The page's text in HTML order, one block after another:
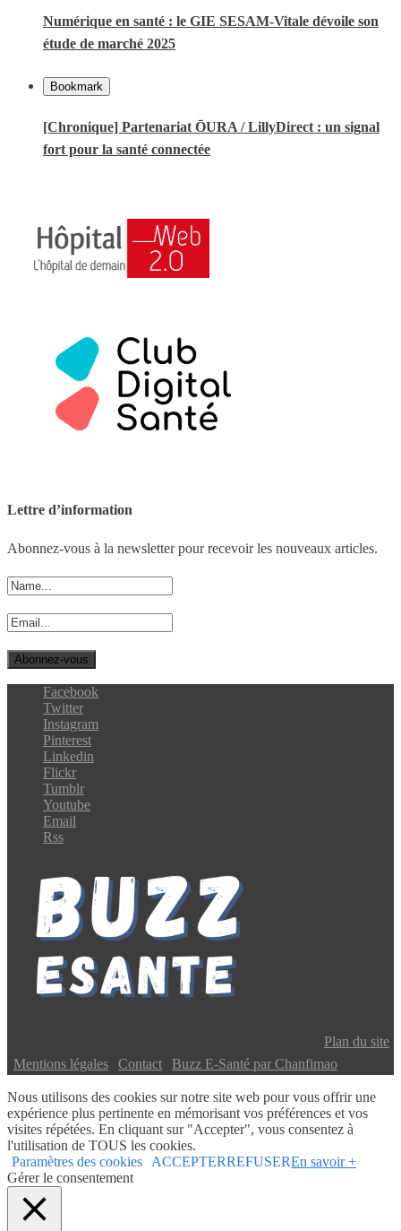
Numérique en santé : le GIE SESAM-Vitale dévoile son
étude de marché 2025
Bookmark
[Chronique] Partenariat ŌURA / LillyDirect : un signal
fort pour la santé connectée
Lettre d’information
Abonnez-vous à la newsletter pour recevoir les nouveaux articles.
Facebook
Twitter
Instagram
Pinterest
Linkedin
Flickr
Tumblr
Youtube
Email
Rss
Plan du site
Mentions légales Contact Buzz E-Santé par Chanfimao
Nous utilisons des cookies sur notre site web pour vous offrir une
expérience plus pertinente en mémorisant vos préférences et vos
visites répétées. En cliquant sur "Accepter", vous consentez à
l'utilisation de TOUS les cookies.
Paramètres des cookies ACCEPTERREFUSEREn savoir +
Gérer le consentement